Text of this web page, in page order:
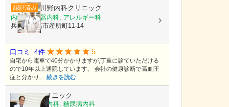
認証済み 川野内科クリニック
内科, 循環器内科, アレルギー科
兵庫県西宮市産所町11-14
口コミ: 4件 5
自宅から電車で40分かかりますが,丁重に診ていただける
ので10年以上通院しています。 会社の健康診断で高血圧
症と分かり,... 続きを読む
おおくまクリニック
内科, 循環器内科, 糖尿病内科